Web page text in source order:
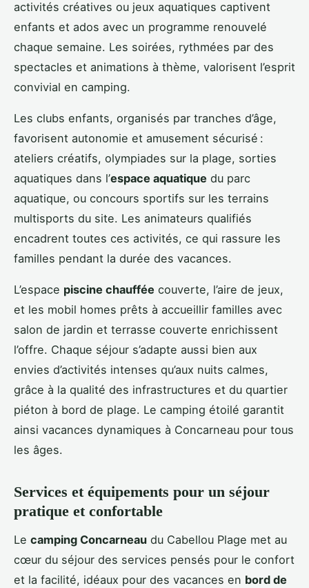
activités créatives ou jeux aquatiques captivent
enfants et ados avec un programme renouvelé
chaque semaine. Les soirées, rythmées par des
spectacles et animations à thème, valorisent l’esprit
convivial en camping.
Les clubs enfants, organisés par tranches d’âge,
favorisent autonomie et amusement sécurisé :
ateliers créatifs, olympiades sur la plage, sorties
aquatiques dans l’espace aquatique du parc
aquatique, ou concours sportifs sur les terrains
multisports du site. Les animateurs qualifiés
encadrent toutes ces activités, ce qui rassure les
familles pendant la durée des vacances.
L’espace piscine chauffée couverte, l’aire de jeux,
et les mobil homes prêts à accueillir familles avec
salon de jardin et terrasse couverte enrichissent
l’offre. Chaque séjour s’adapte aussi bien aux
envies d’activités intenses qu’aux nuits calmes,
grâce à la qualité des infrastructures et du quartier
piéton à bord de plage. Le camping étoilé garantit
ainsi vacances dynamiques à Concarneau pour tous
les âges.
Services et équipements pour un séjour
pratique et confortable
Le camping Concarneau du Cabellou Plage met au
cœur du séjour des services pensés pour le confort
et la facilité, idéaux pour des vacances en bord de